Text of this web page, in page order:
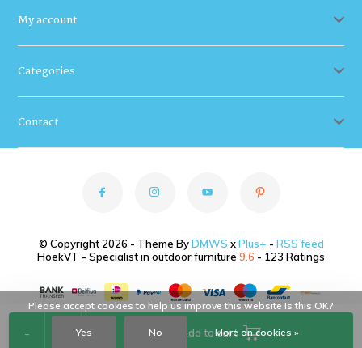
- Add to cart
My account
Categories
Contact
© Copyright 2026 - Theme ByDMWS xPlus+ - RSS feed
HoekVT - Specialist in outdoor furniture 9.6 - 123 Ratings
Please accept cookies to help us improve this website Is this OK?
Yes No More on cookies »